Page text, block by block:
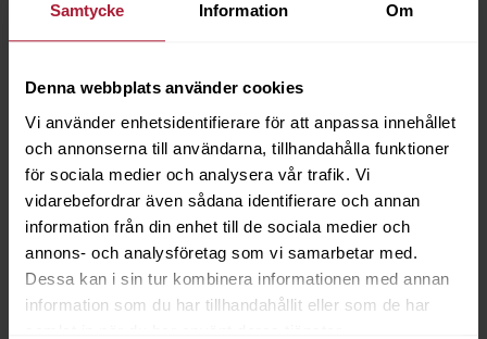
Samtycke Information Om
Denna webbplats använder cookies
Vi använder enhetsidentifierare för att anpassa innehållet
och annonserna till användarna, tillhandahålla funktioner
för sociala medier och analysera vår trafik. Vi
vidarebefordrar även sådana identifierare och annan
information från din enhet till de sociala medier och
annons- och analysföretag som vi samarbetar med.
Dessa kan i sin tur kombinera informationen med annan
information som du har tillhandahållit eller som de har
TREVIRATYGER